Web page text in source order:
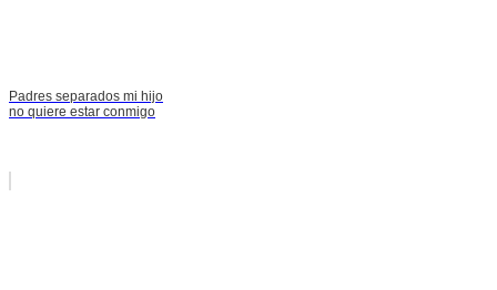
Padres separados mi hijo
no quiere estar conmigo